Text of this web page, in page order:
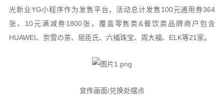
光新业YG小程序作为发售平台，活动总计发售100元通用券364
张、10元满减券1800张，覆盖零售类&餐饮类品牌商户包含
HUAWEI、奈雪の茶、屈臣氏、六福珠宝、周大福、ELK等21家。
宣传画面/兑换处摆点